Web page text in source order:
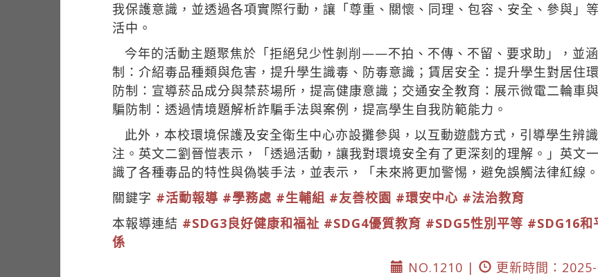
我保護意識，並透過各項實際行動，讓「尊重、關懷、同理、包容、安全、參與」
活中。
今年的活動主題聚焦於「拒絕兒少性剝削——不拍、不傳、不留、要求助」，並
制：介紹毒品種類與危害，提升學生識毒、防毒意識；賃居安全：提升學生對居住
防制：宣導菸品成分與禁菸場所，提高健康意識；交通安全教育：展示微電二輪車
騙防制：透過情境題解析詐騙手法與案例，提高學生自我防範能力。
此外，本校環境保護及安全衛生中心亦設攤參與，以互動遊戲方式，引導學生辨
注。英文二劉晉愷表示，「透過活動，讓我對環境安全有了更深刻的理解。」英文
識了各種毒品的特性與偽裝手法，並表示，「未來將更加警惕，避免誤觸法律紅線。
關鍵字 #活動報導 #學務處 #生輔組 #友善校園 #環安中心 #法治教育
本報導連結 #SDG3良好健康和福祉 #SDG4優質教育 #SDG5性別平等 #SDG16和
係
NO.1210 |
更新時間：